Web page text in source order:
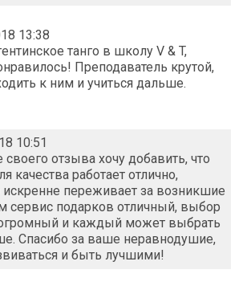
13:38
танго в школу V & T,
Преподаватель крутой,
к ним и учиться дальше.
10:51
отзыва хочу добавить, что
качества работает отлично,
искренне переживает за возникшие
сервис подарков отличный, выбор
и каждый может выбрать
Спасибо за ваше неравнодушие,
и быть лучшими!